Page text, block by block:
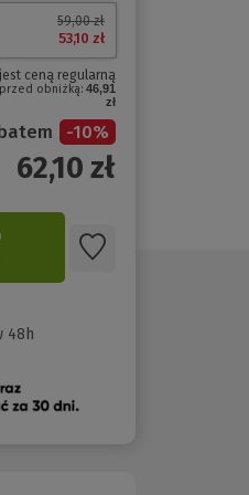
59,00 zł
53,10 zł
ceną regularną
obniżką: 46,91
zł
-10%
62,10 zł
48h